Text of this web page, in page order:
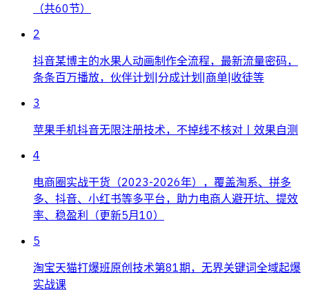
（共60节）
2
抖音某博主的水果人动画制作全流程，最新流量密码，
条条百万播放，伙伴计划|分成计划|商单|收徒等
3
苹果手机抖音无限注册技术，不掉线不核对丨效果自测
4
电商圈实战干货（2023-2026年），覆盖淘系、拼多
多、抖音、小红书等多平台，助力电商人避开坑、提效
率、稳盈利（更新5月10）
5
淘宝天猫打爆班原创技术第81期，无界关键词全域起爆
实战课